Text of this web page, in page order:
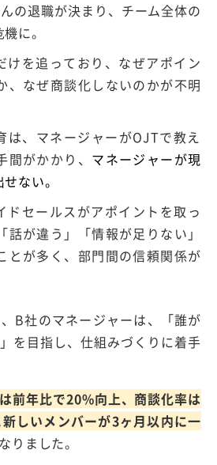
の退職が決まり、 チーム全体の
に。
けを追っており、なぜアポイン
、なぜ商談化しないのかが不明
は、マネージャーがOJTで教え
がかかり、 マネージャーが現
ない。
ドセールスがアポイントを取っ
話が違う」「情報が足りない」
とが多く、部門間の信頼関係が
B社のマネージャーは、
「誰が
を目指し、仕組みづくりに着手
前年比で20%向上、商談化率は
しいメンバーが3ヶ月以内に一
りました。